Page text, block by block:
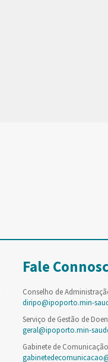
Fale
Conselho de
diripo@ipoporto.min-
Serviço de Gestão de
geral@ipoporto.min-
Gabinete de Comunicação